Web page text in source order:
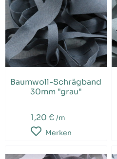
Baumwoll-Schrägband
30mm "grau"
1,20 € /m
Merken